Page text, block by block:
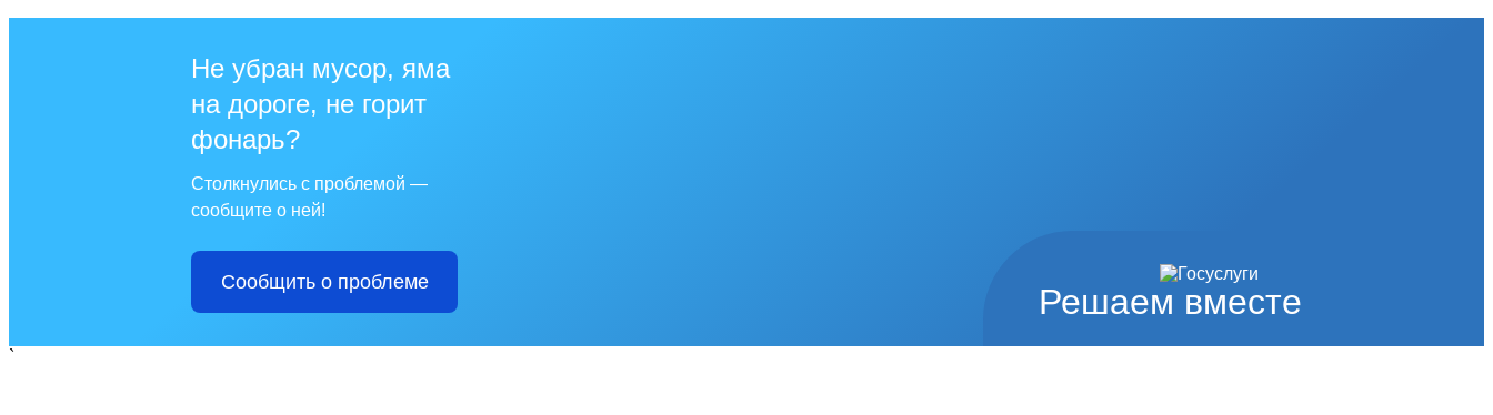
Решаем вместе
Не убран мусор, яма
на дороге, не горит
фонарь?
Столкнулись с проблемой —
сообщите о ней!
Сообщить о проблеме
`